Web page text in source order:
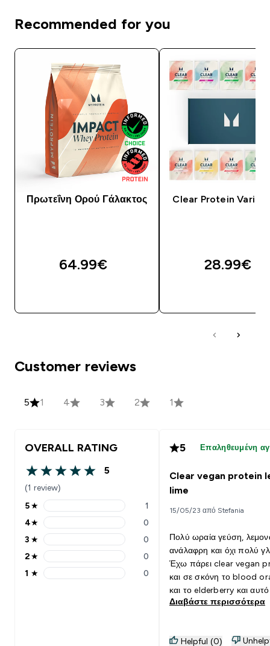
Recommended for you
Πρωτεΐνη Ορού Γάλακτος
64.99€‎
Clear Protein
28.99€‎
Customer reviews
5 1 4 3 2 1
OVERALL RATING
5 out of 5 stars
5
(1 review)
5 stars rating 1 reviews
5★ 1
4 stars rating 0 reviews
4★ 0
3 stars rating 0 reviews
3 ★ 0
2 stars rating 0 reviews
2★ 0
1 stars rating 0 reviews
1 ★ 0
5 Επαληθευμένη
Clear vegan protein
lime
15/05/23 από Stefania
Πολύ ωραία γεύση,
ανάλαφρη και όχι πολύ
Έχω πάρει clear vegan
και σε σκόνη το blood
και το elderberry και αυτό
πολύ πιο ωραίο γευστικά.
Διαβάστε περισσότερα
Helpful (0)